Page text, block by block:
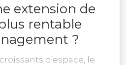
extension de
rentable
?
d’espace, le